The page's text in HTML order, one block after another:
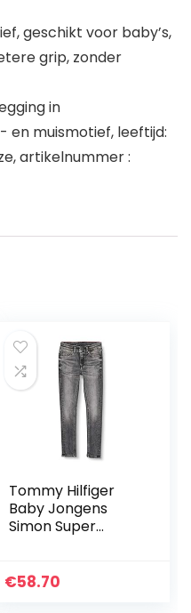
geschikt voor baby’s,
grip, zonder
in
muismotief, leeftijd:
artikelnummer :
Tommy Hilfiger
Baby Jongens
Simon Super
€58.70